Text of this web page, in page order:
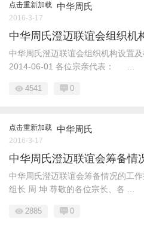
点击重新加载 中华周氏
2016-3-17
中华周氏澄迈联谊会组织机
中华周氏澄迈联谊会组织机构设置
2014-06-01 各位宗亲代表： ...
4541 0
点击重新加载 中华周氏
2016-3-17
中华周氏澄迈联谊会筹备情
中华周氏澄迈联谊会筹备情况的工
组长 周 坤 尊敬的各位宗长、各 ...
2885 0